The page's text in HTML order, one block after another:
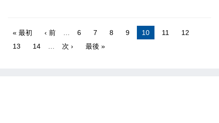
« 最初 ‹ 前 6 7 8 9 10 11
12
13
14 次 › 最後 »